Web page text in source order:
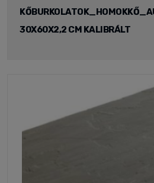
30X60X2,2 CM KALIBRÁLT